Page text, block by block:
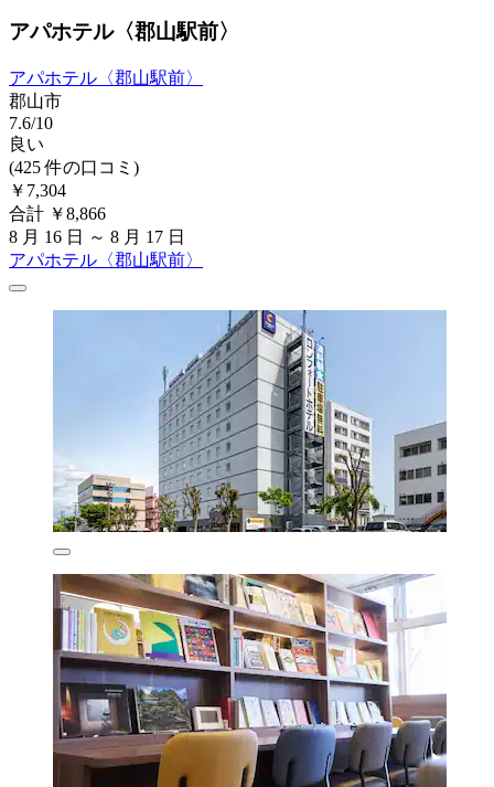
アパホテル〈郡山駅前〉
アパホテル〈郡山駅前〉
郡山市
7.6/10
良い
(425 件の口コミ)
￥7,304
合計 ￥8,866
8 月 16 日 ～ 8 月 17 日
アパホテル〈郡山駅前〉